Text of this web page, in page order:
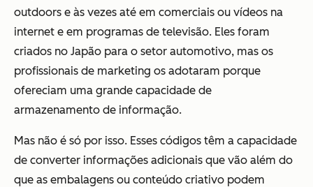
outdoors e às vezes até em comerciais ou vídeos na
internet e em programas de televisão. Eles foram
criados no Japão para o setor automotivo, mas os
profissionais de marketing os adotaram porque
ofereciam uma grande capacidade de
armazenamento de informação.
Mas não é só por isso. Esses códigos têm a capacidade
de converter informações adicionais que vão além do
que as embalagens ou conteúdo criativo podem